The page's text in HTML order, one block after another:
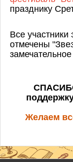
празднику
Все участники
отмечены
Желаем